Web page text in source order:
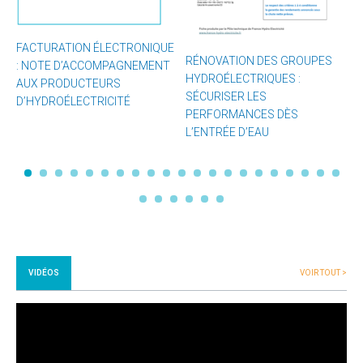
FACTURATION ÉLECTRONIQUE
: NOTE D’ACCOMPAGNEMENT
AUX PRODUCTEURS
D’HYDROÉLECTRICITÉ
RÉNOVATION DES GROUPES
HYDROÉLECTRIQUES :
SÉCURISER LES
PERFORMANCES DÈS
L’ENTRÉE D’EAU
VIDÉOS VOIR TOUT >